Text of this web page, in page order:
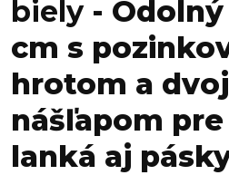
biely- Odolný
cm s
hrotom a
nášľapom
lanká aj